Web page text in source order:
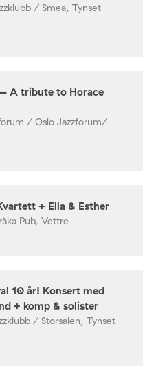
/ Smea, Tynset
A tribute to Horace
/ Oslo Jazzforum/
+ Ella & Esther
Pub, Vettre
10 år! Konsert med
+ komp & solister
/ Storsalen, Tynset